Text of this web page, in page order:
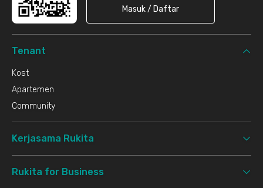
Masuk / Daftar
Tenant
Kost
Apartemen
Community
Kerjasama Rukita
Rukita for Business